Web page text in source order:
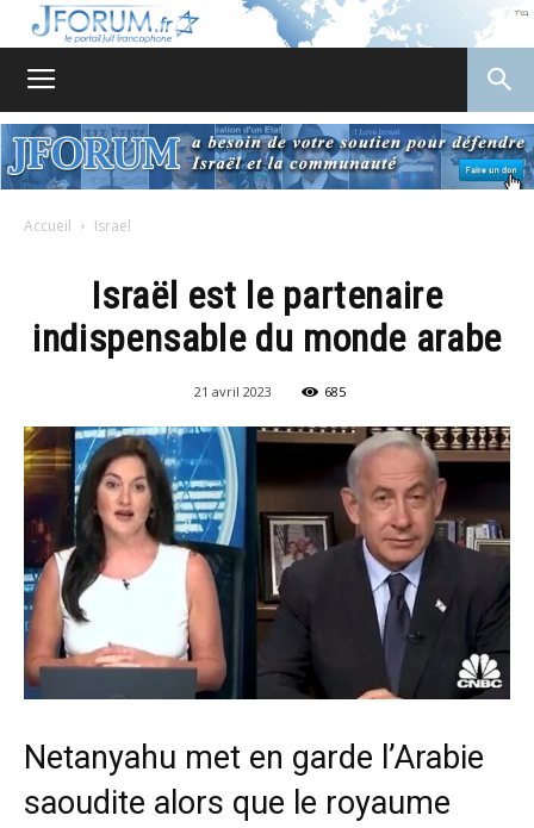
Accueil Israel
Israël est le partenaire
indispensable du monde arabe
21 avril 2023 685
Netanyahu met en garde l’Arabie
saoudite alors que le royaume